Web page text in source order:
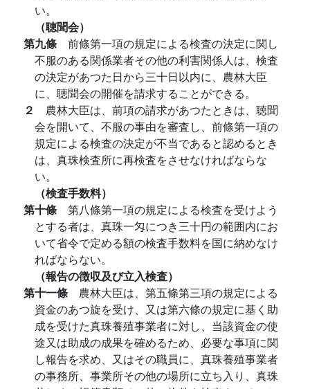
い。
（聴聞会）
第九條 前條第一項の規定による検査の決定に関し
不服のある関係業者その他の利害関係人は、検査
の決定があつた日から三十日以内に、農林大臣
に、聴聞会の開催を請求することができる。
２ 農林大臣は、前項の請求があつたときは、聴聞
会を開いて、不服の事由を審査し、前條第一項の
規定による検査の決定が不当であると認めるとき
は、真珠検査所に再検査をさせなければならな
い。
（検査手数料）
第十條 第八條第一項の規定による検査を受けよう
とする者は、真珠一匁につき三十円の範囲内にお
いて省令で定める額の検査手数料を国に納めなけ
ればならない。
（報告の徴収及び立入検査）
第十一條 農林大臣は、第五條第三項の規定による
資金のあつ旋を受け、又は第六條の規定に基く助
成を受けた真珠養殖事業者に対し、当該資金の使
途又は助成の成果を確めるため、必要な事項に関
し報告を求め、又はその職員に、真珠養殖事業者
の事務所、事業所その他の場所に立ち入り、真珠